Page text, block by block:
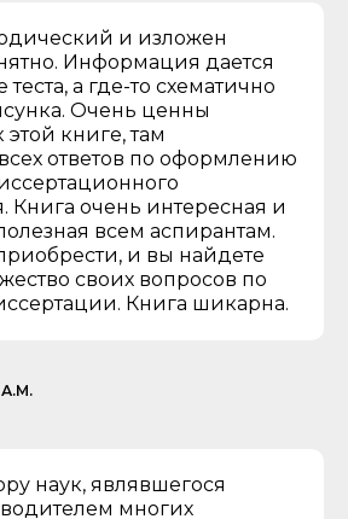
и изложен
Информация дается
а где-то схематично
Очень ценны
книге, там
ответов по оформлению
Книга очень интересная и
всем аспирантам.
и вы найдете
своих вопросов по
Книга шикарна.
наук, являвшегося
многих